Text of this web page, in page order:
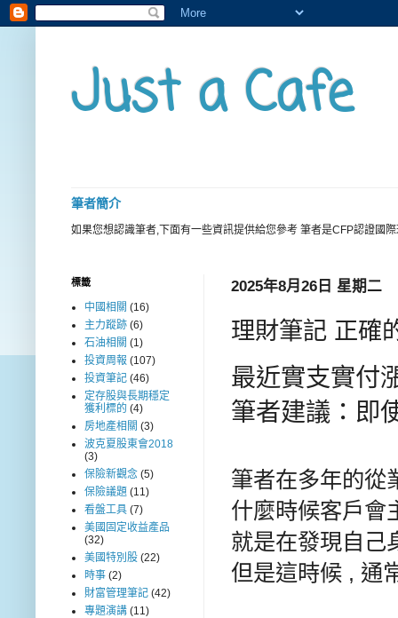
Just a Cafe
筆者簡介
如果您想認識筆者,下面有一些資訊提供給您參考 筆者是CFP認證國
2025年8月26日 星期二
理財筆記 正確
最近實支實付
筆者建議：即
筆者在多年的從
什麼時候客戶會
就是在發現自己
但是這時候 , 通
標籤
中國相關 (16)
主力蹤跡 (6)
石油相關 (1)
投資周報 (107)
投資筆記 (46)
定存股與長期穩定
獲利標的 (4)
房地產相關 (3)
波克夏股東會2018
(3)
保險新觀念 (5)
保險議題 (11)
看盤工具 (7)
美國固定收益產品
(32)
美國特別股 (22)
時事 (2)
財富管理筆記 (42)
專題演講 (11)